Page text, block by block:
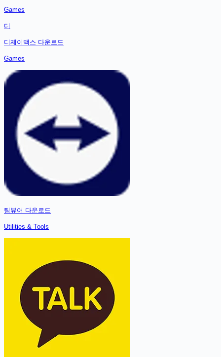
Games
디
디제이맥스 다운로드
Games
팀뷰어 다운로드
Utilities & Tools